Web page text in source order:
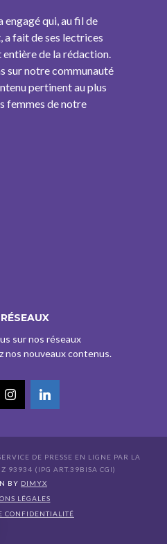
engagé qui, au fil de
a fait de ses lectrices
de la rédaction.
sur notre communauté
pertinent au plus
femmes de notre
sur nos réseaux
nos nouveaux contenus.
DE PRESSE EN LIGNE PAR LA
93934 (IPG ART.39BISA CGI)
BY DIMYX
LÉGALES
CONFIDENTIALITÉ
? Pas sans votre accord 🍪
par